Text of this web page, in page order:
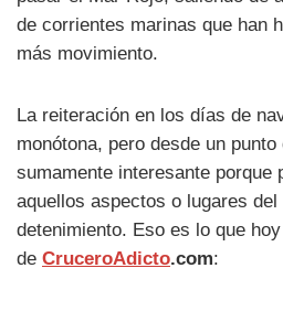
de corrientes marinas que han
más movimiento.
La reiteración en los días de
monótona, pero desde un
sumamente interesante porque
aquellos aspectos o lugares
detenimiento. Eso es lo que
de CruceroAdicto.com: